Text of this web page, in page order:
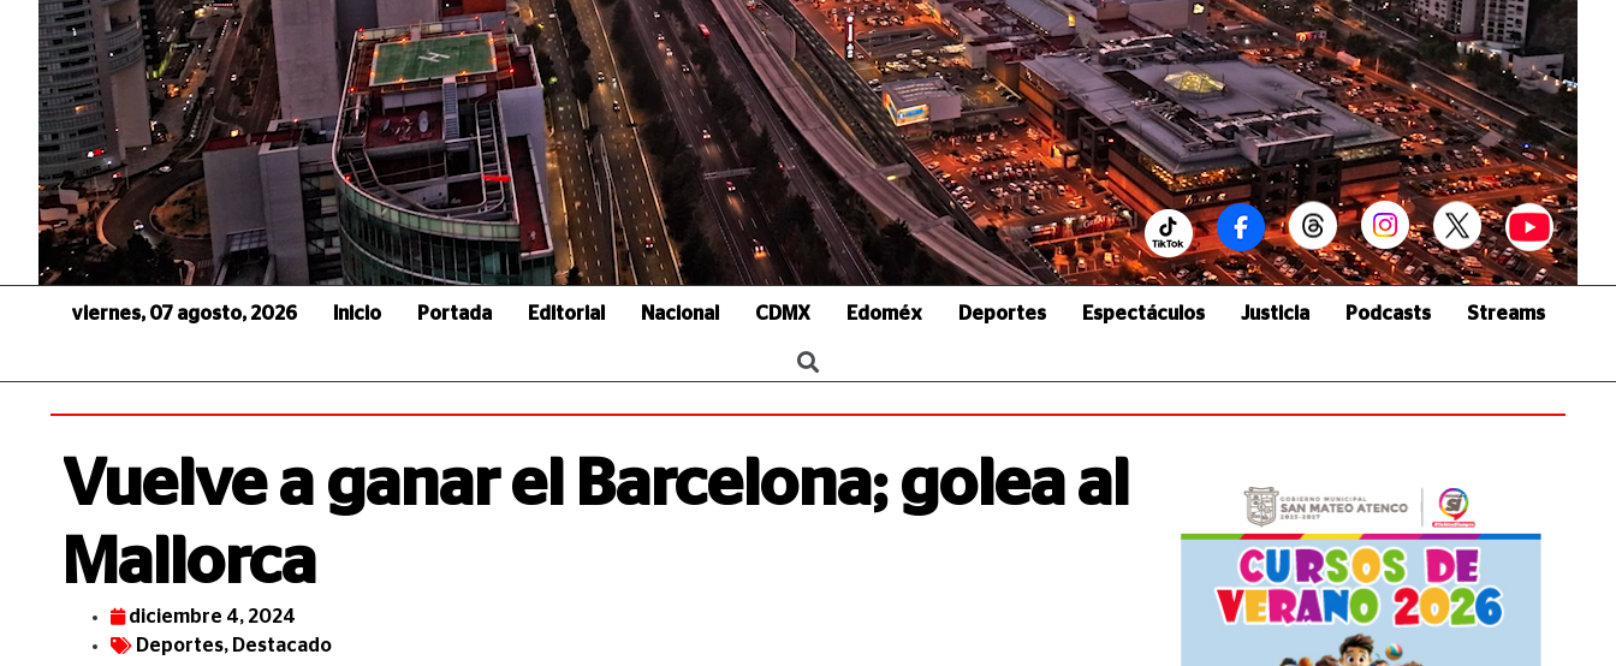
viernes, 07 agosto, 2026 Inicio Portada Editorial Nacional CDMX Edoméx Deportes Espectáculos Justicia Podcasts Streams
Vuelve a ganar el Barcelona; golea al
Mallorca
diciembre 4, 2024
Deportes, Destacado